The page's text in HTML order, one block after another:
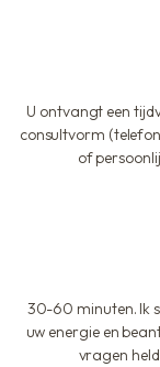
U ontvangt een
consultvorm
of
30-60 minuten. Ik
uw energie en
vragen